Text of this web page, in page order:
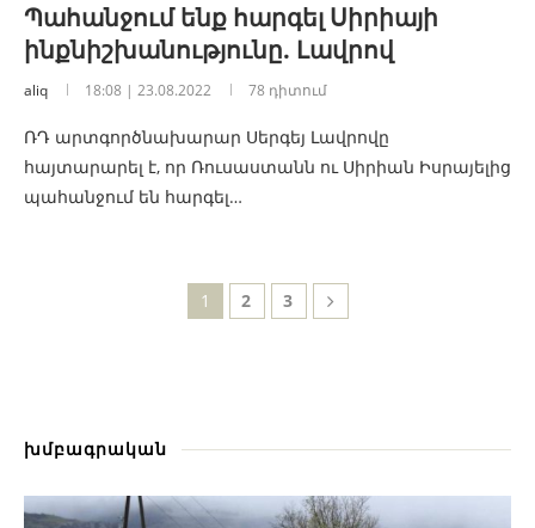
Պահանջում ենք հարգել Սիրիայի
ինքնիշխանությունը. Լավրով
aliq 18:08 | 23.08.2022 78 դիտում
ՌԴ արտգործնախարար Սերգեյ Լավրովը
հայտարարել է, որ Ռուսաստանն ու Սիրիան Իսրայելից
պահանջում են հարգել…
1 2 3
խմբագրական